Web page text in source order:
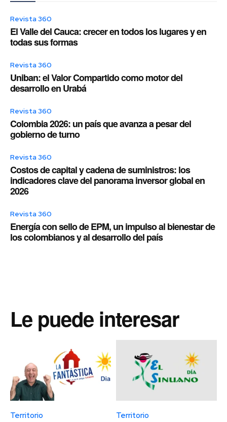
Revista 360
El Valle del Cauca: crecer en todos los lugares y en
todas sus formas
Revista 360
Uniban: el Valor Compartido como motor del
desarrollo en Urabá
Revista 360
Colombia 2026: un país que avanza a pesar del
gobierno de turno
Revista 360
Costos de capital y cadena de suministros: los
indicadores clave del panorama inversor global en
2026
Revista 360
Energía con sello de EPM, un impulso al bienestar de
los colombianos y al desarrollo del país
Le puede interesar
Territorio Territorio